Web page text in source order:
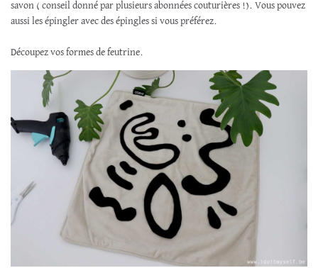
savon ( conseil donné par plusieurs abonnées couturières !). Vous pouvez
aussi les épingler avec des épingles si vous préférez.
Découpez vos formes de feutrine.